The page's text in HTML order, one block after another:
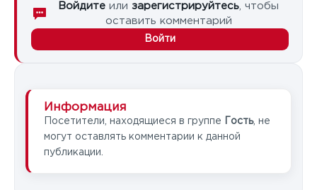
Войдите или зарегистрируйтесь , чтобы
оставить комментарий
Войти
Информация
Посетители, находящиеся в группе Гость, не
могут оставлять комментарии к данной
публикации.